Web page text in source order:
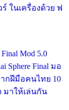
ในเครื่องด้วย ฟ
Final Mod 5.0
Sphere Final มอ
ากฝีมือคนไทย 10
มาให้เล่นกัน